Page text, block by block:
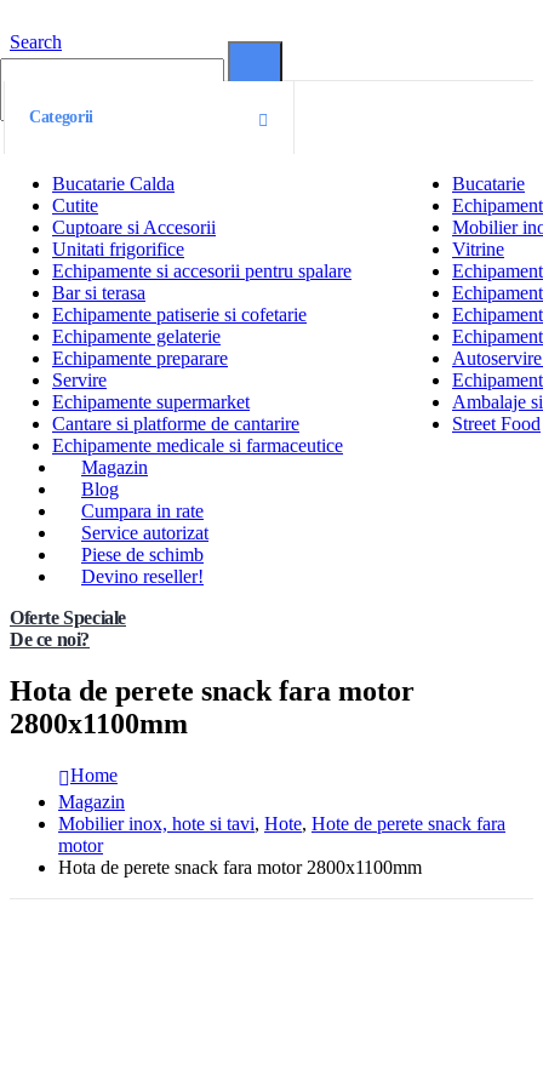
Search
Categorii
Bucatarie Calda
Bucatarie
Cutite
Cuptoare si Accesorii
Mobilier
Unitati frigorifice
Vitrine
Echipamente si accesorii pentru spalare
Bar si terasa
Echipamente patiserie si cofetarie
Echipamente gelaterie
Echipamente preparare
Servire
Echipamente supermarket
Ambalaje
Cantare si platforme de cantarire
Street Food
Echipamente medicale si farmaceutice
Magazin
Blog
Cumpara in rate
Service autorizat
Piese de schimb
Devino reseller!
Oferte Speciale
De ce noi?
Hota de perete snack fara motor
2800x1100mm
Home
Magazin
Mobilier inox, hote si tavi, Hote, Hote de perete snack fara
motor
Hota de perete snack fara motor 2800x1100mm